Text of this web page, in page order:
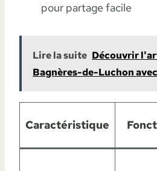
pour partage facile
Lire la suite Découvrir
Bagnères-de-Luchon
Caractéristique